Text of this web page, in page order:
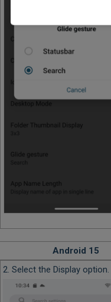
Android 15
2. Select the Display option.